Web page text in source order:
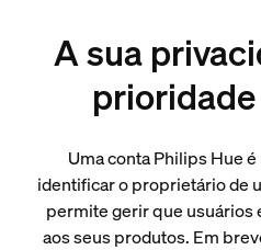
A sua
Uma conta Philips Hue
identificar o proprietário de
permite gerir que usuários
aos seus produtos. Em